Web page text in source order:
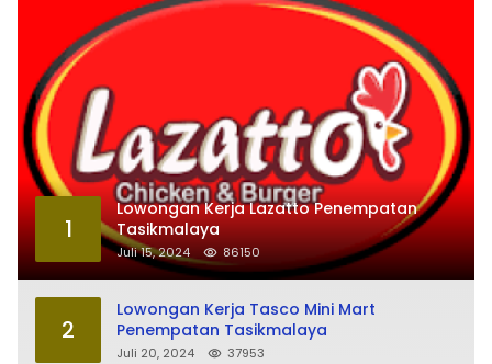
1
Lowongan Kerja Lazatto Penempatan
Tasikmalaya
Juli 15, 2024 86150
2
Lowongan Kerja Tasco Mini Mart
Penempatan Tasikmalaya
Juli 20, 2024 37953